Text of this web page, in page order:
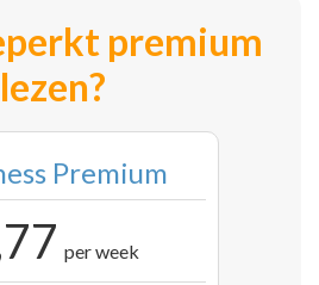
premium
lezen?
Premium
per week